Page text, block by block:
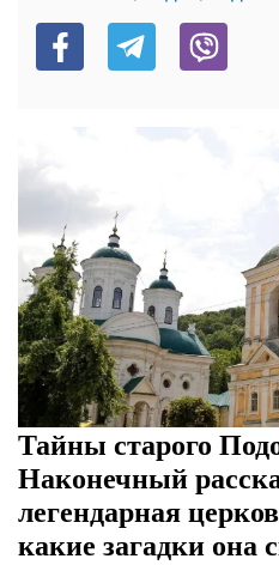
Тайны старого
Наконечный
легендарная
какие загадки она